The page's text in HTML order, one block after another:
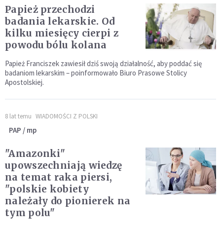
Papież przechodzi
badania lekarskie. Od
kilku miesięcy cierpi z
powodu bólu kolana
Papież Franciszek zawiesił dziś swoją działalność, aby poddać się
badaniom lekarskim – poinformowało Biuro Prasowe Stolicy
Apostolskiej.
8 lat temu WIADOMOŚCI Z POLSKI
PAP / mp
"Amazonki"
upowszechniają wiedzę
na temat raka piersi,
"polskie kobiety
należały do pionierek na
tym polu"